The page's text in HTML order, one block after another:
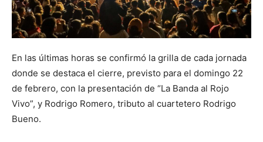
En las últimas horas se confirmó la grilla de cada jornada
donde se destaca el cierre, previsto para el domingo 22
de febrero, con la presentación de “La Banda al Rojo
Vivo”, y Rodrigo Romero, tributo al cuartetero Rodrigo
Bueno.